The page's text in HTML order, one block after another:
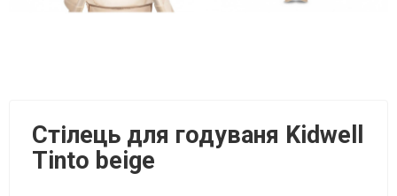
Стілець для годуваня Kidwell
Tinto beige